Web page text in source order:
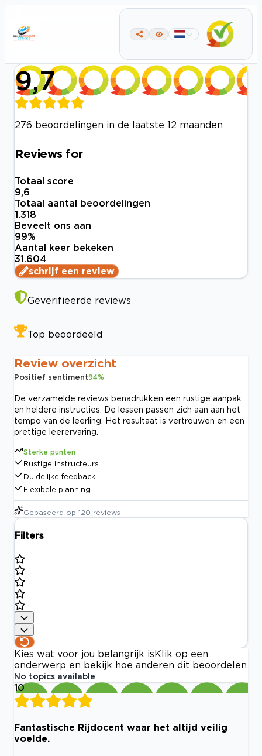
9,7
276 beoordelingen in de laatste 12 maanden
Reviews for
Totaal score
9,6
Totaal aantal beoordelingen
1.318
Beveelt ons aan
99%
Aantal keer bekeken
31.604
schrijf een review
Geverifieerde reviews
Top beoordeeld
Review overzicht
Positief sentiment94%
De verzamelde reviews benadrukken een rustige aanpak
en heldere instructies. De lessen passen zich aan aan het
tempo van de leerling. Het resultaat is vertrouwen en een
prettige leerervaring.
Sterke punten
Rustige instructeurs
Duidelijke feedback
Flexibele planning
Gebaseerd op 120 reviews
Filters
Kies wat voor jou belangrijk is Klik op een
onderwerp en bekijk hoe anderen dit beoordelen
No topics available
10
Fantastische Rijdocent waar het altijd veilig
voelde.